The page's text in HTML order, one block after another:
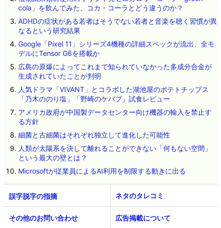
cola」を飲んでみた、コカ・コーラとどう違うのか？
ADHDの症状がある若者はそうでない若者と音楽を聴く習慣が異
なるという研究結果
Google「Pixel 11」シリーズ4機種の詳細スペックが流出、全モ
デルにTensor G6を搭載か
広島の原爆によってこれまで知られていなかった多成分合金が
生成されていたことが判明
人気ドラマ「VIVANT」とコラボした湖池屋のポテトチップス
「乃木ののり塩」「野崎のケバブ」試食レビュー
アメリカ政府が中国製データセンター向け機器の輸入を禁止す
る方針
細菌と古細菌はそれぞれ独立して進化した可能性
人類が太陽系を決して離れることができない「何もない空間」
という最大の壁とは？
Microsoftが従業員によるAI利用を制限する動きに出る
ネタのタレコミ
その他のお問い合わせ 広告掲載について